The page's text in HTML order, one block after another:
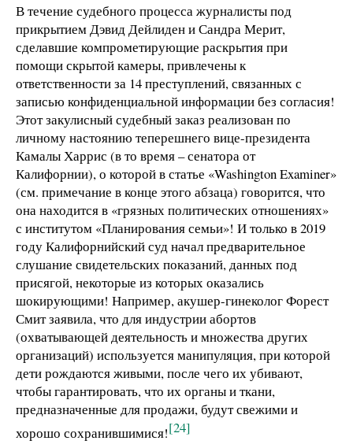
В течение судебного процесса журналисты под
прикрытием Дэвид Дейлиден и Сандра Мерит,
сделавшие компрометирующие раскрытия при
помощи скрытой камеры, привлечены к
ответственности за 14 преступлений, связанных с
записью конфиденциальной информации без согласия!
Этот закулисный судебный заказ реализован по
личному настоянию теперешнего вице-президента
Камалы Харрис (в то время – сенатора от
Калифорнии), о которой в статье «Washington Examiner»
(см. примечание в конце этого абзаца) говорится, что
она находится в «грязных политических отношениях»
с институтом «Планирования семьи»! И только в 2019
году Калифорнийский суд начал предварительное
слушание свидетельских показаний, данных под
присягой, некоторые из которых оказались
шокирующими! Например, акушер-гинеколог Форест
Смит заявила, что для индустрии абортов
(охватывающей деятельность и множества других
организаций) используется манипуляция, при которой
дети рождаются живыми, после чего их убивают,
чтобы гарантировать, что их органы и ткани,
предназначенные для продажи, будут свежими и
хорошо сохранившимися![24]